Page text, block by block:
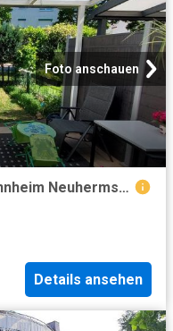
Foto anschauen
Modernes Familienhaus in Mannheim Neuhermsheim
Details ansehen